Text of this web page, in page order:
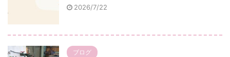
2026/7/22
ブログ